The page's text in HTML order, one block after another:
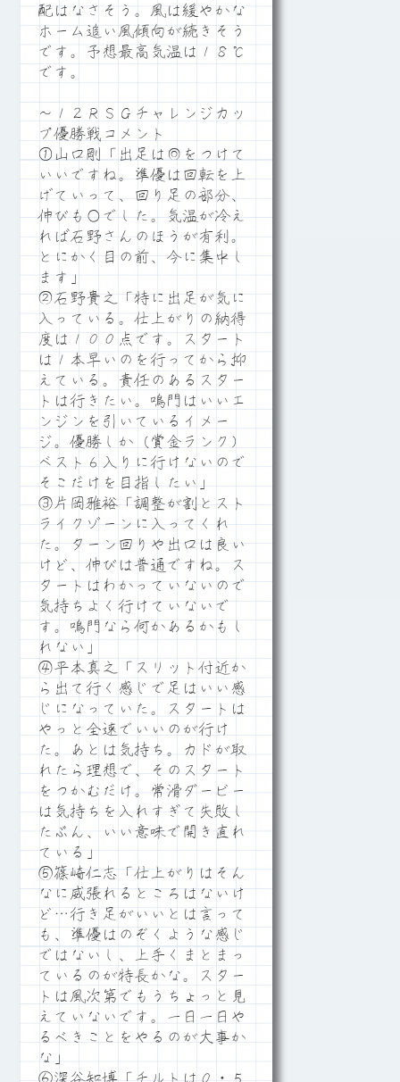
配はなさそう。風は緩やかな
ホーム追い風傾向が続きそう
です。予想最高気温は１８℃
です。
～１２ＲＳＧチャレンジカッ
プ優勝戦コメント
①山口剛「出足は◎をつけて
いいですね。準優は回転を上
げていって、回り足の部分、
伸びも○でした。気温が冷え
れば石野さんのほうが有利。
とにかく目の前、今に集中し
ます」
②石野貴之「特に出足が気に
入っている。仕上がりの納得
度は１００点です。スタート
は１本早いのを行ってから抑
えている。責任のあるスター
トは行きたい。鳴門はいいエ
ンジンを引いているイメー
ジ。優勝しか（賞金ランク）
ベスト６入りに行けないので
そこだけを目指したい」
③片岡雅裕「調整が割とスト
ライクゾーンに入ってくれ
た。ターン回りや出口は良い
けど、伸びは普通ですね。ス
タートはわかっていないので
気持ちよく行けていないで
す。鳴門なら何かあるかもし
れない」
④平本真之「スリット付近か
ら出て行く感じで足はいい感
じになっていた。スタートは
やっと全速でいいのが行け
た。あとは気持ち。カドが取
れたら理想で、そのスタート
をつかむだけ。常滑ダービー
は気持ちを入れすぎて失敗し
たぶん、いい意味で開き直れ
ている」
⑤篠崎仁志「仕上がりはそん
なに威張れるところはないけ
ど…行き足がいいとは言って
も、準優はのぞくような感じ
ではないし、上手くまとまっ
ているのが特長かな。スター
トは風次第でもうちょっと見
えていないです。一日一日や
るべきことをやるのが大事か
な」
⑥深谷知博「チルトは０・５